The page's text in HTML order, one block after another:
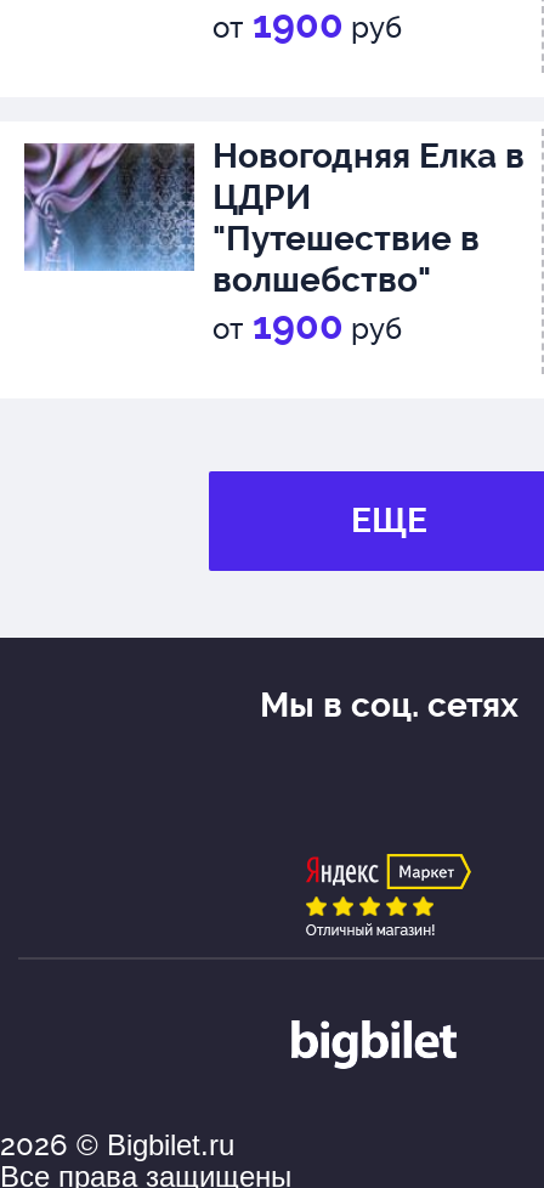
от 1900 руб
Новогодняя Елка в
ЦДРИ
"Путешествие в
волшебство"
от 1900 руб
ЕЩЕ
2026 © Bigbilet.ru
Все права защищены
Мы в соц. сетях